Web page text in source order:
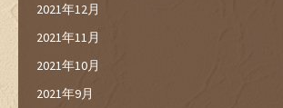
2021年12月
2021年11月
2021年10月
2021年9月